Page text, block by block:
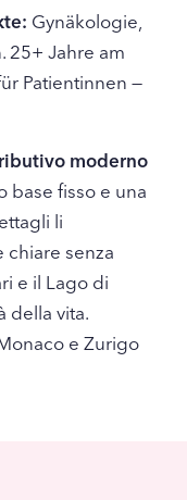
Gynäkologie,
25+ Jahre am
Patientinnen —
moderno
base fisso e una
li
chiare senza
e il Lago di
della vita.
e Zurigo